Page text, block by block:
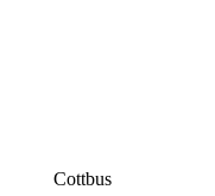
Cottbus